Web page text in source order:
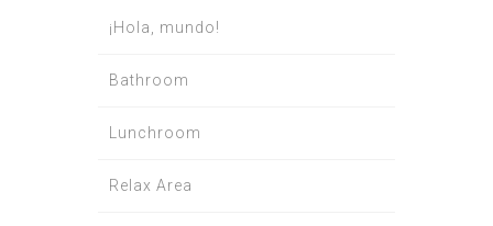
¡Hola, mundo!
Bathroom
Lunchroom
Relax Area